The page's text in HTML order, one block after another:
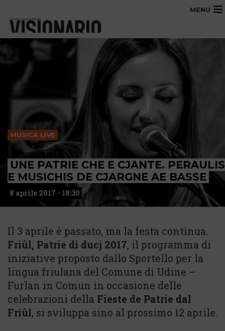
MENU
MUSICA LIVE
UNE PATRIE CHE E CJANTE. PERAULIS
E MUSICHIS DE CJARGNE AE BASSE
8 aprile 2017 - 18:30
Il 3 aprile è passato, ma la festa continua.
Friûl, Patrie di ducj 2017, il programma di
iniziative proposto dallo Sportello per la
lingua friulana del Comune di Udine –
Furlan in Comun in occasione delle
celebrazioni della Fieste de Patrie dal
Friûl, si sviluppa sino al prossimo 12 aprile.